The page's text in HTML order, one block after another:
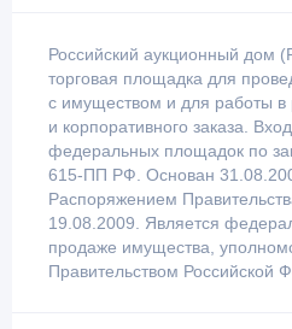
Российский аукционный дом
торговая площадка для
с имуществом и для работы в
и корпоративного заказа.
федеральных площадок по
615-ПП РФ. Основан
Распоряжением
19.08.2009. Является
продаже имущества,
Правительством Российской